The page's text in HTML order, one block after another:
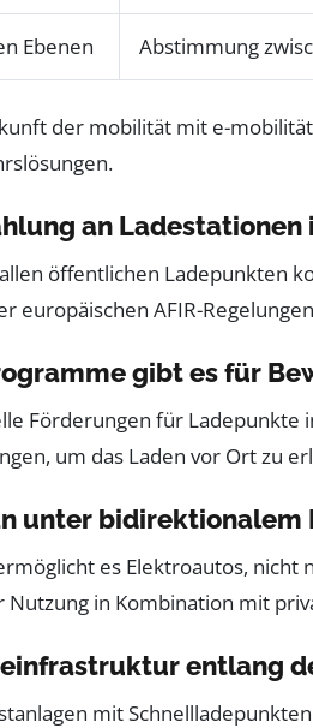
Ebenen Abstimmung
an
öffentlichen Ladepunkten
europäischen AFIR-
gibt es für
Förderungen für
um das Laden vor Ort zu
unter bidirektionalem
es Elektroautos,
in Kombination mit
entlang
mit